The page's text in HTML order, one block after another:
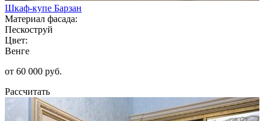
Шкаф-купе Барзан
Материал фасада:
Пескоструй
Цвет:
Венге
от 60 000 руб.
Рассчитать